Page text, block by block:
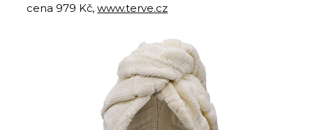
cena 979 Kč, www.terve.cz